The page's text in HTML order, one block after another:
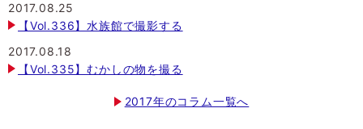
2017.08.25
【Vol.336】水族館で撮影する
2017.08.18
【Vol.335】むかしの物を撮る
2017年のコラム一覧へ